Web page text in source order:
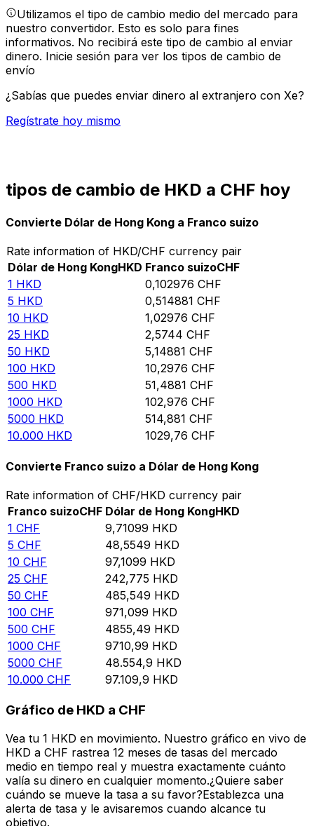
Utilizamos el tipo de cambio medio del mercado para
nuestro convertidor. Esto es solo para fines
informativos. No recibirá este tipo de cambio al enviar
dinero. Inicie sesión para ver los tipos de cambio de
envío
¿Sabías que puedes enviar dinero al extranjero con Xe?
Regístrate hoy mismo
tipos de cambio de HKD a CHF hoy
Convierte Dólar de Hong Kong a Franco suizo
Rate information of HKD/CHF currency pair
Dólar de Hong KongHKD Franco suizoCHF
1 HKD 0,102976 CHF
5 HKD 0,514881 CHF
10 HKD 1,02976 CHF
25 HKD 2,5744 CHF
50 HKD 5,14881 CHF
100 HKD 10,2976 CHF
500 HKD 51,4881 CHF
1000 HKD 102,976 CHF
5000 HKD 514,881 CHF
10.000 HKD 1029,76 CHF
Convierte Franco suizo a Dólar de Hong Kong
Rate information of CHF/HKD currency pair
Franco suizoCHF Dólar de Hong KongHKD
1 CHF 9,71099 HKD
5 CHF 48,5549 HKD
10 CHF 97,1099 HKD
25 CHF 242,775 HKD
50 CHF 485,549 HKD
100 CHF 971,099 HKD
500 CHF 4855,49 HKD
1000 CHF 9710,99 HKD
5000 CHF 48.554,9 HKD
10.000 CHF 97.109,9 HKD
Gráfico de HKD a CHF
Vea tu 1 HKD en movimiento. Nuestro gráfico en vivo de
HKD a CHF rastrea 12 meses de tasas del mercado
medio en tiempo real y muestra exactamente cuánto
valía su dinero en cualquier momento.¿Quiere saber
cuándo se mueve la tasa a su favor?Establezca una
alerta de tasa y le avisaremos cuando alcance tu
objetivo.